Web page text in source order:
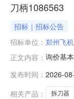
刀柄1086563
招标｜招标公告
招标单位： 郑州飞
正文内容： 询价基
账180天
式交货
发布时间： 2026-
相关产品：
拆刀器